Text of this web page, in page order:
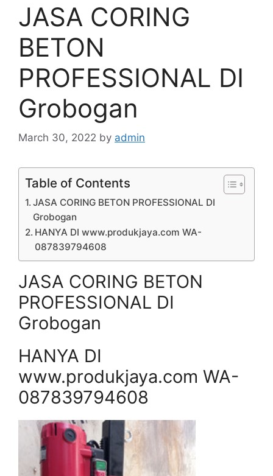
JASA CORING
BETON
PROFESSIONAL DI
Grobogan
March 30, 2022 by admin
Table of Contents
JASA CORING BETON PROFESSIONAL DI
Grobogan
HANYA DI www.produkjaya.com WA-
087839794608
JASA CORING BETON
PROFESSIONAL DI
Grobogan
HANYA DI
www.produkjaya.com WA-
087839794608